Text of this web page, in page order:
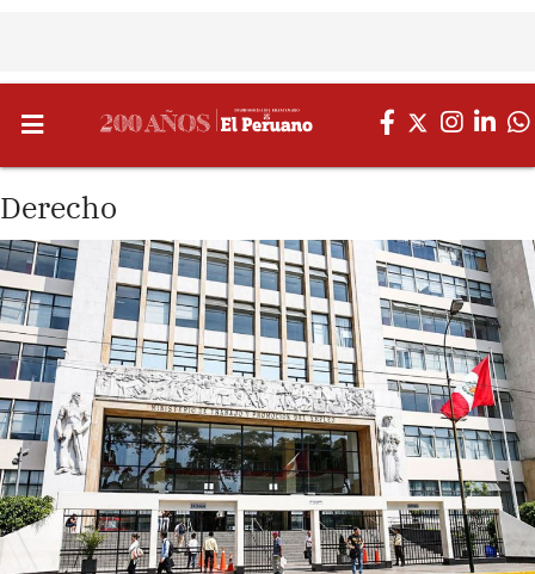
Derecho